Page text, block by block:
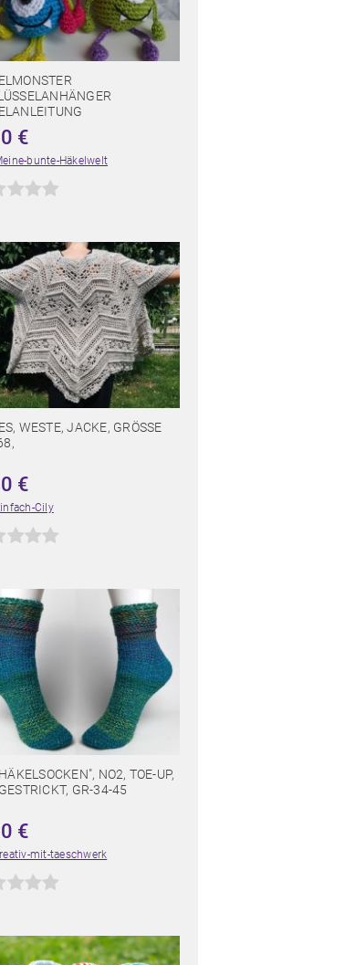
€
bunte-Häkelwelt
WESTE, JACKE, GRÖSSE 3
€
Cily
NO2, TOE-UP,
GR-34-45
€
mit-taeschwerk